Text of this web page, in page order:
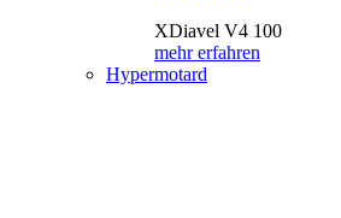
XDiavel V4 100
mehr erfahren
Hypermotard